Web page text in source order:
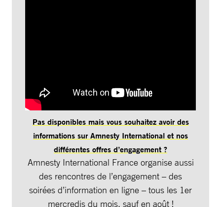
Pas disponibles mais vous souhaitez avoir des
informations sur Amnesty International et nos
différentes offres d’engagement ?
Amnesty International France organise aussi
des rencontres de l’engagement – des
soirées d’information en ligne – tous les 1er
mercredis du mois, sauf en août !